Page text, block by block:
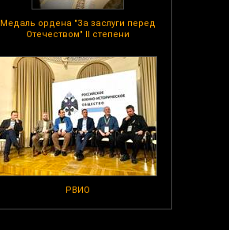
Медаль ордена "За заслуги перед
Отечеством" II степени
РВИО